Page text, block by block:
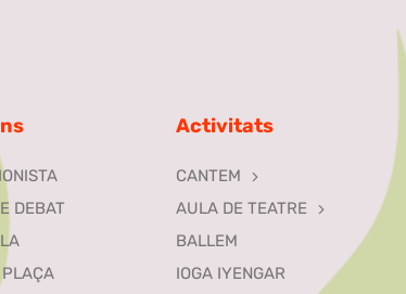
DEBAT
Activitats
CANTEM
AULA DE TEATRE
BALLEM
IOGA IYENGAR